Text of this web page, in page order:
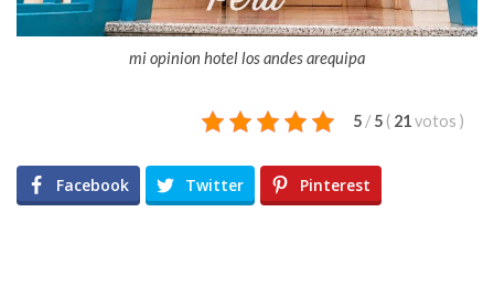
mi opinion hotel los andes arequipa
5/ 5 ( 21votos )
Facebook Twitter Pinterest